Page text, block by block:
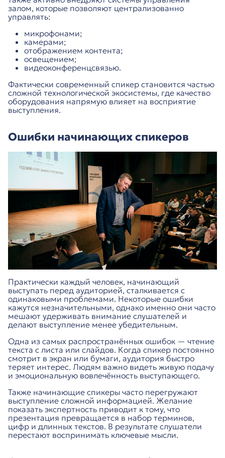
залом, которые позволяют централизованно
управлять:
микрофонами;
камерами;
отображением контента;
освещением;
видеоконференцсвязью.
Фактически современный спикер становится частью
сложной технологической экосистемы, где качество
оборудования напрямую влияет на восприятие
выступления.
Ошибки начинающих спикеров
Практически каждый человек, начинающий
выступать перед аудиторией, сталкивается с
одинаковыми проблемами. Некоторые ошибки
кажутся незначительными, однако именно они часто
мешают удерживать внимание слушателей и
делают выступление менее убедительным.
Одна из самых распространённых ошибок — чтение
текста с листа или слайдов. Когда спикер постоянно
смотрит в экран или бумаги, аудитория быстро
теряет интерес. Людям важно видеть живую подачу
и эмоциональную вовлечённость выступающего.
Также начинающие спикеры часто перегружают
выступление сложной информацией. Желание
показать экспертность приводит к тому, что
презентация превращается в набор терминов,
цифр и длинных текстов. В результате слушатели
перестают воспринимать ключевые мысли.